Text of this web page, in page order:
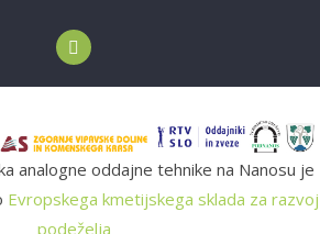
analogne oddajne tehnike na Nanosu je
Evropskega kmetijskega sklada za razvoj
podeželja